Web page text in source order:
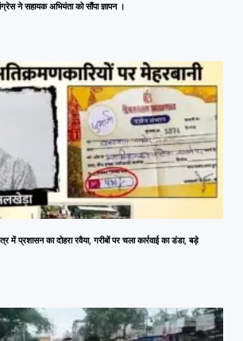
ने सहायक अभियंता को सौंपा ज्ञापन ।
में प्रशासन का दोहरा रवैया, गरीबों पर चला कार्रवाई का डंडा, बड़े